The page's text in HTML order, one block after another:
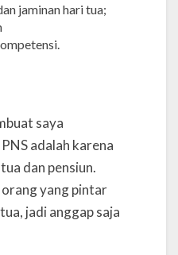
jaminan hari tua;
saya
adalah karena
dan pensiun.
yang pintar
jadi anggap saja